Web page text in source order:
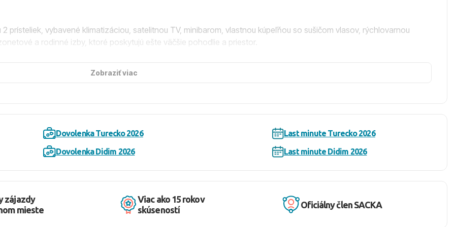
vybavené klimatizáciou, satelitnou TV, minibarom, vlastnou kúpeľňou so sušičom vlasov, rýchlovarnou
a rodinné izby, ktoré poskytujú ešte väčšie pohodlie a priestor.
dve á la carte reštaurácie (tureckú a rybiu), viacero barov vrátane snack baru, bazén s toboganmi, miniklub, detské
zahŕňajú raňajky, neskoré raňajky, obedy a večere formou bufetu, ľahké občerstvenie počas dňa, polnočné
miestnych alkoholických a vybraných importovaných nápojov.
Zobraziť viac
Dovolenka Turecko 2026
Last minute Turecko 2026
Dovolenka Didim 2026
Last minute Didim 2026
zájazdy
mieste
Viac ako 15 rokov
skúseností
Oficiálny člen SACKA